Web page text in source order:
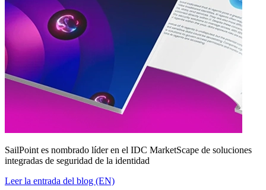
SailPoint es nombrado líder en el IDC MarketScape de soluciones
integradas de seguridad de la identidad
Leer la entrada del blog (EN)